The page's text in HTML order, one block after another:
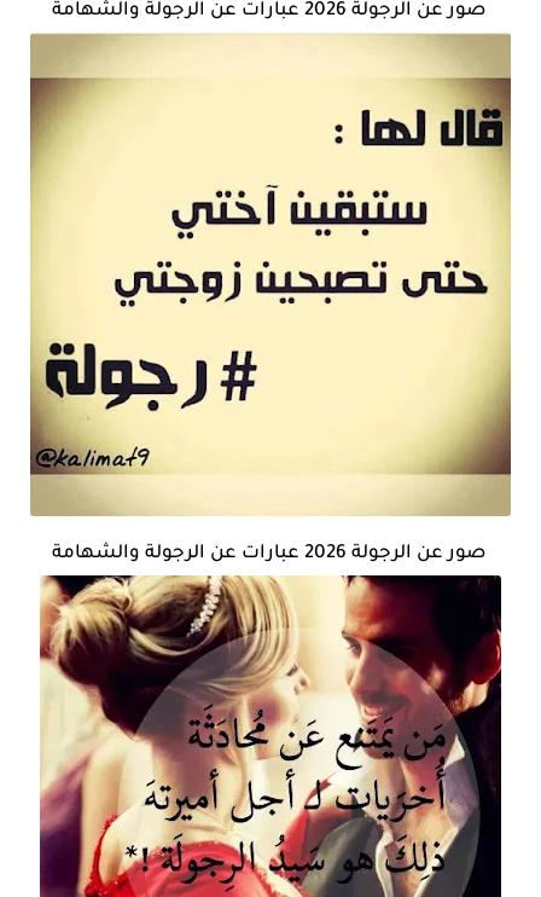
صور عن الرجولة 2026 عبارات عن الرجولة والشهامة
صور عن الرجولة 2026 عبارات عن الرجولة والشهامة